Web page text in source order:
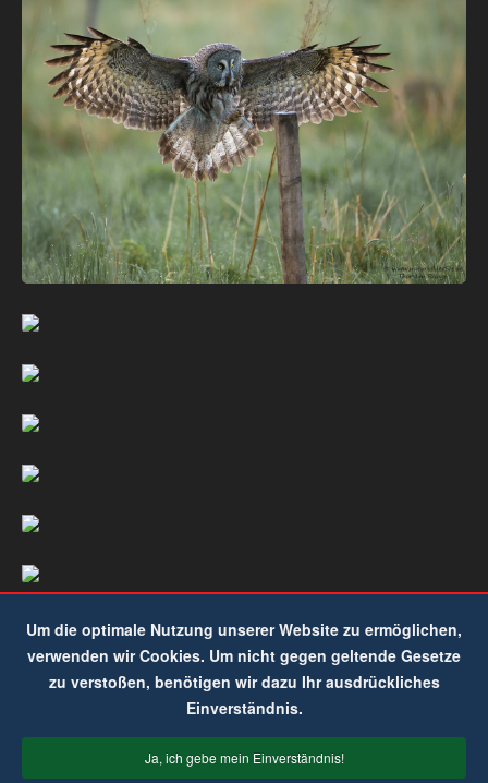
Um die optimale Nutzung unserer Website zu ermöglichen,
verwenden wir Cookies. Um nicht gegen geltende Gesetze
zu verstoßen, benötigen wir dazu Ihr ausdrückliches
Einverständnis.
Ja, ich gebe mein Einverständnis!